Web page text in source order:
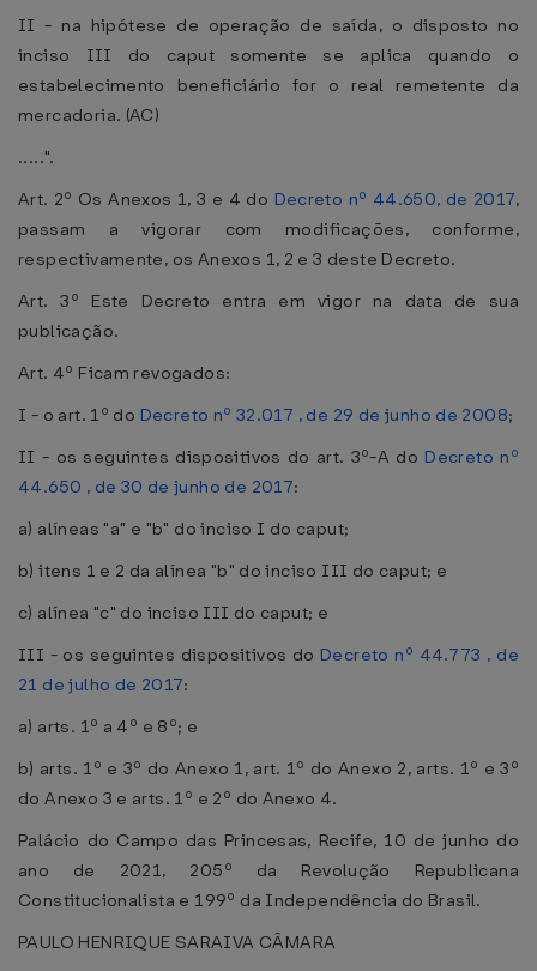
II - na hipótese de operação de saída, o disposto no
inciso III do caput somente se aplica quando o
estabelecimento beneficiário for o real remetente da
mercadoria. (AC)
.....".
Art. 2º Os Anexos 1, 3 e 4 do Decreto nº 44.650, de 2017,
passam a vigorar com modificações, conforme,
respectivamente, os Anexos 1, 2 e 3 deste Decreto.
Art. 3º Este Decreto entra em vigor na data de sua
publicação.
Art. 4º Ficam revogados:
I - o art. 1º do Decreto nº 32.017 , de 29 de junho de 2008;
II - os seguintes dispositivos do art. 3º-A do Decreto nº
44.650 , de 30 de junho de 2017:
a) alíneas "a" e "b" do inciso I do caput;
b) itens 1 e 2 da alínea "b" do inciso III do caput; e
c) alínea "c" do inciso III do caput; e
III - os seguintes dispositivos do Decreto nº 44.773 , de
21 de julho de 2017:
a) arts. 1º a 4º e 8º; e
b) arts. 1º e 3º do Anexo 1, art. 1º do Anexo 2, arts. 1º e 3º
do Anexo 3 e arts. 1º e 2º do Anexo 4.
Palácio do Campo das Princesas, Recife, 10 de junho do
ano de 2021, 205º da Revolução Republicana
Constitucionalista e 199º da Independência do Brasil.
PAULO HENRIQUE SARAIVA CÂMARA